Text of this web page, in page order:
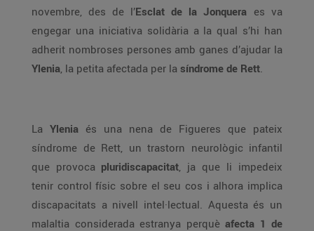
novembre, des de l’Esclat de la Jonquera es va
engegar una iniciativa solidària a la qual s’hi han
adherit nombroses persones amb ganes d’ajudar la
Ylenia , la petita afectada per la síndrome de Rett
La Ylenia és una nena de Figueres que pateix
síndrome de Rett, un trastorn neurològic infantil
que provoca pluridiscapacitat , ja que li impedeix
tenir control físic sobre el seu cos i alhora implica
discapacitats a nivell intel·lectual. Aquesta és un
malaltia considerada estranya perquè afecta 1 de